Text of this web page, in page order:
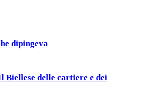
dipingeva
Biellese delle cartiere e dei